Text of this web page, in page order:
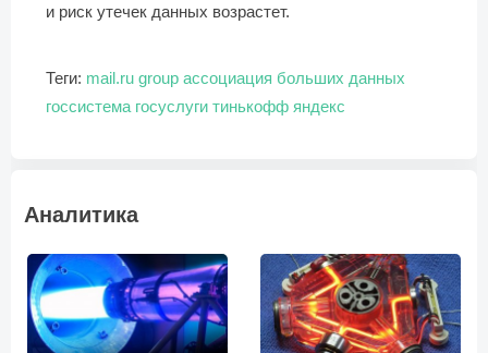
и риск утечек данных возрастет.
Теги: mail.ru group ассоциация больших данных
госсистема госуслуги тинькофф яндекс
Аналитика